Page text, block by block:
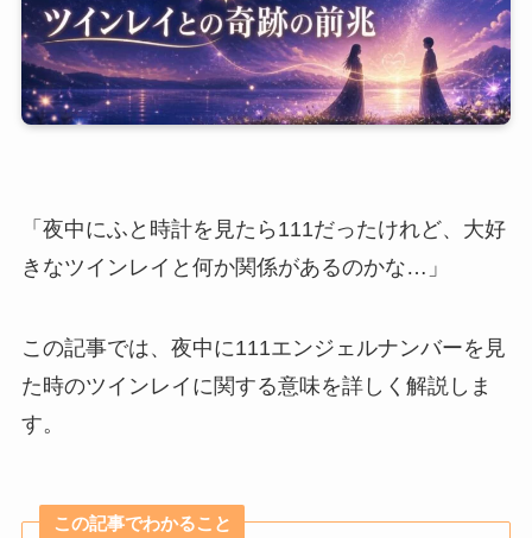
「夜中にふと時計を見たら111だったけれど、大好
きなツインレイと何か関係があるのかな…」
この記事では、夜中に111エンジェルナンバーを見
た時のツインレイに関する意味を詳しく解説しま
す。
この記事でわかること